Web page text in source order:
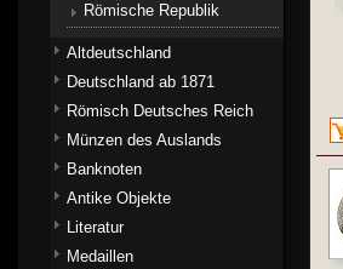
Römische Republik
Altdeutschland
Deutschland ab 1871
Römisch Deutsches Reich
Münzen des Auslands
Banknoten
Antike Objekte
Literatur
Medaillen